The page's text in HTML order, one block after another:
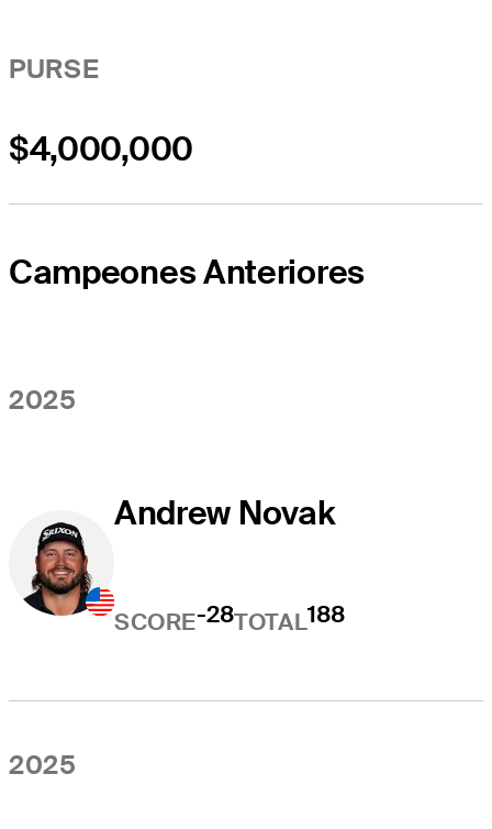
PURSE
$4,000,000
Campeones Anteriores
2025
Andrew Novak
SCORE-28TOTAL188
2025